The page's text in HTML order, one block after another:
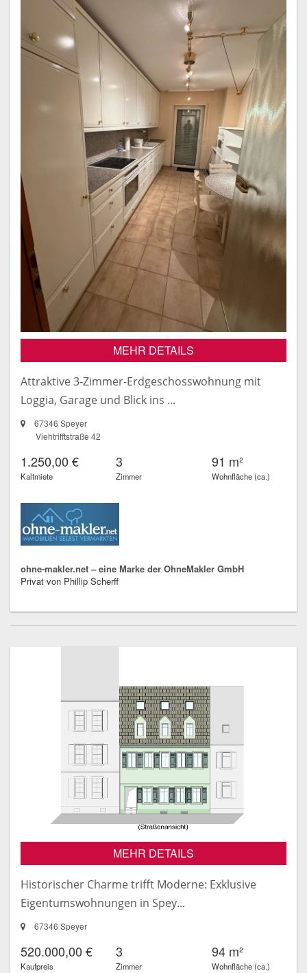
MEHR DETAILS
Attraktive 3-Zimmer-Erdgeschosswohnung mit
Loggia, Garage und Blick ins ...
67346 Speyer
Viehtrifftstraße 42
1.250,00 €
Kaltmiete
3
Zimmer
91 m²
Wohnfläche (ca.)
ohne-makler.net – eine Marke der OhneMakler GmbH
Privat von Phillip Scherff
MEHR DETAILS
Historischer Charme trifft Moderne: Exklusive
Eigentumswohnungen in Spey...
67346 Speyer
520.000,00 €
Kaufpreis
3
Zimmer
94 m²
Wohnfläche (ca.)